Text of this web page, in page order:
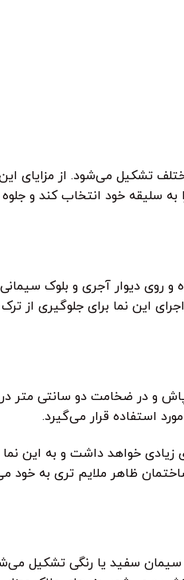
تشکیل می‌شود. از مزایای
سلیقه خود انتخاب کند و
دیوار آجری و بلوک سیمانی
این نما برای جلوگیری از
و در ضخامت دو سانتی متر در
استفاده قرار می‌گیرد.
خواهد داشت و به این نما
ظاهر ملایم تری به خود
سفید یا رنگی تشکیل